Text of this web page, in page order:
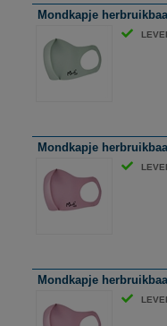
Mondkapje
Mondkapje
Mondkapje